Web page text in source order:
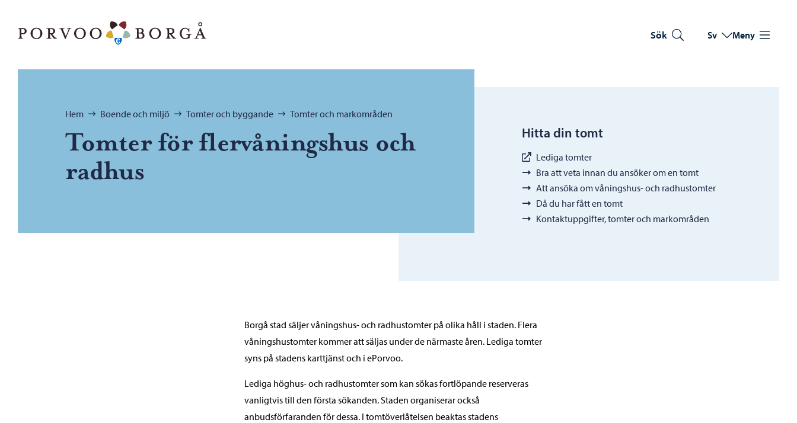
Sök Byt språk
Nuvarande språk:
Sv Meny
Bläddra:
Hem Boende och miljö Tomter och byggande Tomter och markområden
Tomter för flervåningshus och
radhus
Hitta din tomt
Lediga tomter
Bra att veta innan du ansöker om en tomt
Att ansöka om våningshus- och radhustomter
Då du har fått en tomt
Kontaktuppgifter, tomter och markområden
Borgå stad säljer våningshus- och radhustomter på olika håll i staden. Flera
våningshustomter kommer att säljas under de närmaste åren. Lediga tomter
syns på stadens karttjänst och i ePorvoo.
Lediga höghus- och radhustomter som kan sökas fortlöpande reserveras
vanligtvis till den första sökanden. Staden organiserar också
anbudsförfaranden för dessa. I tomtöverlåtelsen beaktas stadens